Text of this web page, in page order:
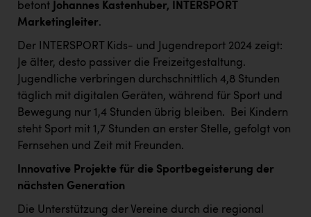
betont
Johannes Kastenhuber, INTERSPORT
Marketingleiter.
Der INTERSPORT Kids- und Jugendreport 2024 zeigt:
Je älter, desto passiver die Freizeitgestaltung.
Jugendliche verbringen durchschnittlich 4,8 Stunden
täglich mit digitalen Geräten, während für Sport und
Bewegung nur 1,4 Stunden übrig bleiben. ​ Bei Kindern
steht Sport mit 1,7 Stunden an erster Stelle, gefolgt von
Fernsehen und Zeit mit Freunden. ​
Innovative Projekte für die Sportbegeisterung der
nächsten Generation
Die Unterstützung der Vereine durch die regional